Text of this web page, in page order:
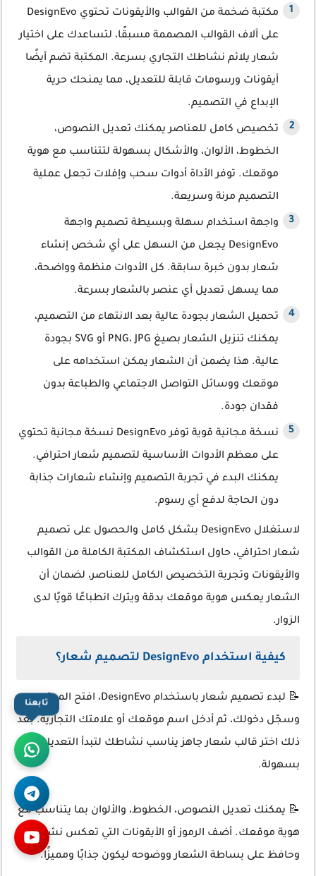
مكتبة ضخمة من القوالب والأيقونات تحتوي DesignEvo
على آلاف القوالب المصممة مسبقًا، لتساعدك على اختيار
شعار يلائم نشاطك التجاري بسرعة. المكتبة تضم أيضًا
أيقونات ورسومات قابلة للتعديل، مما يمنحك حرية
الإبداع في التصميم.
تخصيص كامل للعناصر يمكنك تعديل النصوص،
الخطوط، الألوان، والأشكال بسهولة لتتناسب مع هوية
موقعك. توفر الأداة أدوات سحب وإفلات تجعل عملية
التصميم مرنة وسريعة.
واجهة استخدام سهلة وبسيطة تصميم واجهة
DesignEvo يجعل من السهل على أي شخص إنشاء
شعار بدون خبرة سابقة. كل الأدوات منظمة وواضحة،
مما يسهل تعديل أي عنصر بالشعار بسرعة.
تحميل الشعار بجودة عالية بعد الانتهاء من التصميم،
يمكنك تنزيل الشعار بصيغ PNG، JPG أو SVG بجودة
عالية. هذا يضمن أن الشعار يمكن استخدامه على
موقعك ووسائل التواصل الاجتماعي والطباعة بدون
فقدان جودة.
نسخة مجانية قوية توفر DesignEvo نسخة مجانية تحتوي
على معظم الأدوات الأساسية لتصميم شعار احترافي.
يمكنك البدء في تجربة التصميم وإنشاء شعارات جذابة
دون الحاجة لدفع أي رسوم.
لاستغلال DesignEvo بشكل كامل والحصول على تصميم
شعار احترافي، حاول استكشاف المكتبة الكاملة من القوالب
والأيقونات وتجربة التخصيص الكامل للعناصر، لضمان أن
الشعار يعكس هوية موقعك بدقة ويترك انطباعًا قويًا لدى
الزوار.
كيفية استخدام DesignEvo لتصميم شعار؟
📝 لبدء تصميم شعار باستخدام DesignEvo، افتح الموقع
وسجّل دخولك، ثم أدخل اسم موقعك أو علامتك التجارية. بعد
ذلك اختر قالب شعار جاهز يناسب نشاطك لتبدأ التعديل
بسهولة.
📝 يمكنك تعديل النصوص، الخطوط، والألوان بما يتناسب مع
هوية موقعك. أضف الرموز أو الأيقونات التي تعكس نشاطك،
وحافظ على بساطة الشعار ووضوحه ليكون جذابًا ومميزًا.
تابعنا